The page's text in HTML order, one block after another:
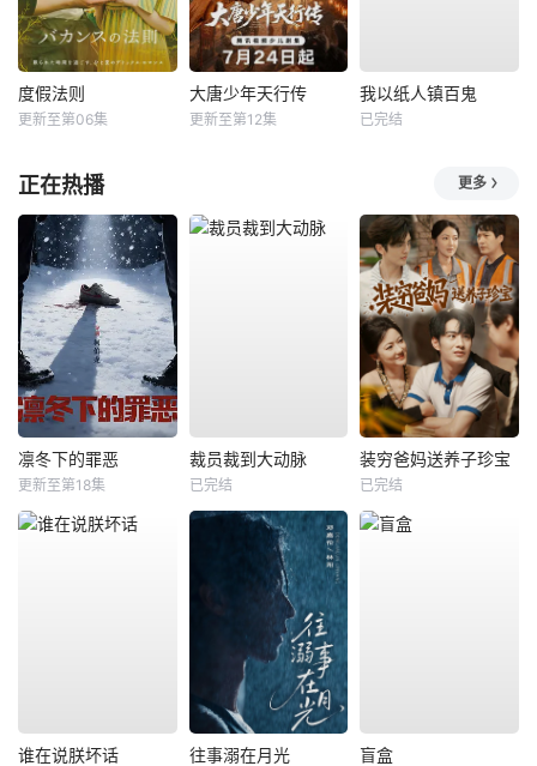
度假法则
更新至第06集
大唐少年天行传
更新至第12集
我以纸人镇百鬼
已完结
正在热播 更多
凛冬下的罪恶
更新至第18集
裁员裁到大动脉
已完结
装穷爸妈送养子珍宝
已完结
谁在说朕坏话 往事溺在月光 盲盒